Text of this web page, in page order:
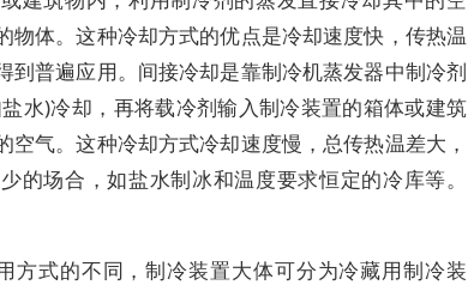
物体。这种冷却方式的优点是冷却速度快，传热温
到普遍应用。间接冷却是靠制冷机蒸发器中制冷剂
水)冷却，再将载冷剂输入制冷装置的箱体或建筑
空气。这种冷却方式冷却速度慢，总传热温差大，
的场合，如盐水制冰和温度要求恒定的冷库等。
方式的不同，制冷装置大体可分为冷藏用制冷装